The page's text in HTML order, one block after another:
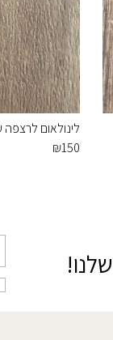
לינולאום לרצפה
₪150